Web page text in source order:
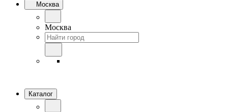
Москва
Москва
Каталог